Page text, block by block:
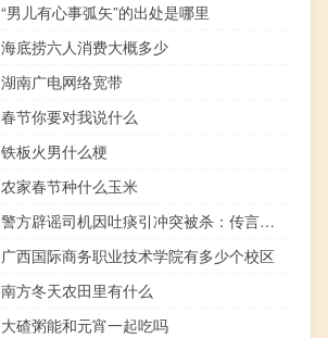
“男儿有心事弧矢”的出处是哪里
海底捞六人消费大概多少
湖南广电网络宽带
春节你要对我说什么
铁板火男什么梗
农家春节种什么玉米
警方辟谣司机因吐痰引冲突被杀：传言不实 到底什么情况呢
广西国际商务职业技术学院有多少个校区
南方冬天农田里有什么
大碴粥能和元宵一起吃吗